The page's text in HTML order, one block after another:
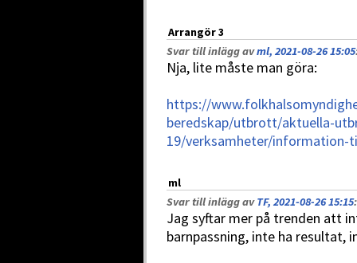
Arrangör 3
Svar till inlägg avml, 2021-08-26 15:05
Nja, lite måste man göra:
https://
beredskap/utbrott/aktuella-
19/verksamheter/information-
ml
Svar till inlägg avTF, 2021-08-26 15:15:
Jag syftar mer på trenden att
barnpassning, inte ha resultat,